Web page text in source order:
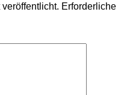
Erforderliche